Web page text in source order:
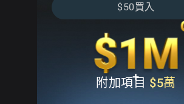
$50買入
+
附加項目 $5萬